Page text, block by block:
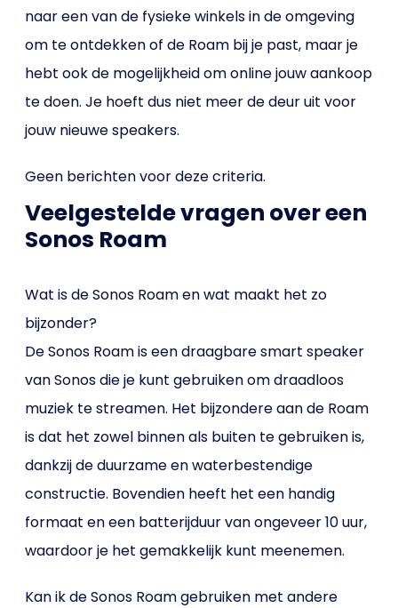
naar een van de fysieke winkels in de omgeving
om te ontdekken of de Roam bij je past, maar je
hebt ook de mogelijkheid om online jouw aankoop
te doen. Je hoeft dus niet meer de deur uit voor
jouw nieuwe speakers.
Geen berichten voor deze criteria.
Veelgestelde vragen over een
Sonos Roam
Wat is de Sonos Roam en wat maakt het zo
bijzonder?
De Sonos Roam is een draagbare smart speaker
van Sonos die je kunt gebruiken om draadloos
muziek te streamen. Het bijzondere aan de Roam
is dat het zowel binnen als buiten te gebruiken is,
dankzij de duurzame en waterbestendige
constructie. Bovendien heeft het een handig
formaat en een batterijduur van ongeveer 10 uur,
waardoor je het gemakkelijk kunt meenemen.
Kan ik de Sonos Roam gebruiken met andere